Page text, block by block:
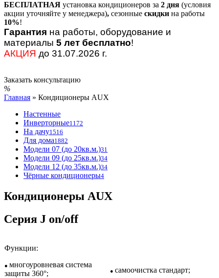
БЕСПЛАТНАЯ установка кондиционеров за 2 дня (условия
акции уточняйте у менеджера), сезонные скидки на работы
10%!
Гарантия на работы, оборудование и
материалы 5 лет бесплатно!
АКЦИЯ до 31.07.2026 г.
Заказать консультацию
Главная » Кондиционеры AUX
Настенные
Инверторные1172
На дачу1516
Для дома1882
Модели 07 (до 20кв.м.)31
Модели 09 (до 25кв.м.)34
Модели 12 (до 35кв.м.)34
Чёрные кондиционеры4
Кондиционеры AUX
Серия J on/off
Функции:
● многоуровневая система
защиты 360°;
● самоочистка стандарт;